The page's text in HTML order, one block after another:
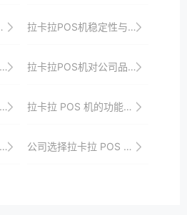
拉卡拉POS机稳定性与系统兼容性的关系探讨
拉卡拉POS机对公司品牌形象的提升
拉卡拉 POS 机的功能特点与应用优势
公司选择拉卡拉 POS 机的考量因素